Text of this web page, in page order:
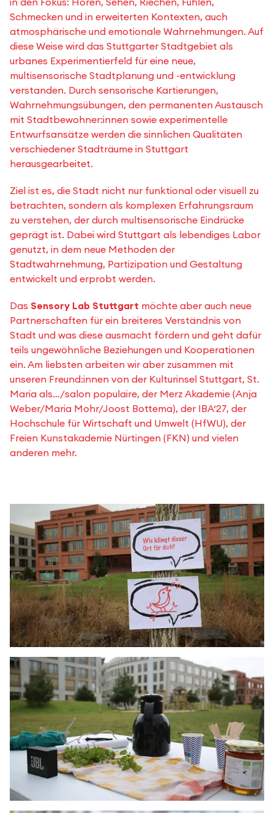
Schmecken und in erweiterten Kontexten, auch
atmosphärische und emotionale Wahrnehmungen. Auf
diese Weise wird das Stuttgarter Stadtgebiet als
urbanes Experimentierfeld für eine neue,
multisensorische Stadtplanung und -entwicklung
verstanden. Durch sensorische Kartierungen,
Wahrnehmungsübungen, den permanenten Austausch
mit Stadtbewohner:innen sowie experimentelle
Entwurfsansätze werden die sinnlichen Qualitäten
verschiedener Stadträume in Stuttgart
herausgearbeitet.
Ziel ist es, die Stadt nicht nur funktional oder visuell zu
betrachten, sondern als komplexen Erfahrungsraum
zu verstehen, der durch multisensorische Eindrücke
geprägt ist. Dabei wird Stuttgart als lebendiges Labor
genutzt, in dem neue Methoden der
Stadtwahrnehmung, Partizipation und Gestaltung
entwickelt und erprobt werden.
Das Sensory Lab Stuttgart möchte aber auch neue
Partnerschaften für ein breiteres Verständnis von
Stadt und was diese ausmacht fördern und geht dafür
teils ungewöhnliche Beziehungen und Kooperationen
ein. Am liebsten arbeiten wir aber zusammen mit
unseren Freund:innen von der Kulturinsel Stuttgart, St.
Maria als…/salon populaire, der Merz Akademie (Anja
Weber/Maria Mohr/Joost Bottema), der IBA‘27, der
Hochschule für Wirtschaft und Umwelt (HfWU), der
Freien Kunstakademie Nürtingen (FKN) und vielen
anderen mehr.